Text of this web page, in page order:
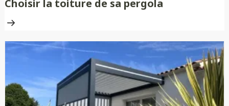
Choisir la toiture de sa pergola